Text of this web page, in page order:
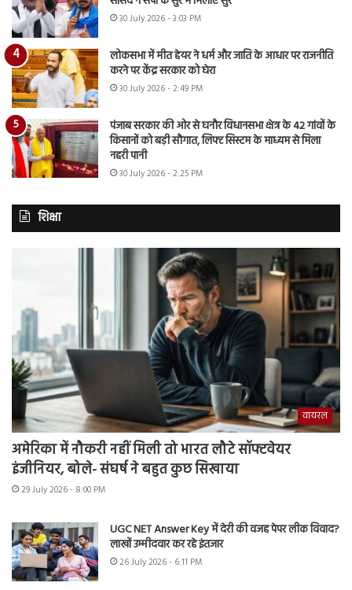
30 July 2026 - 3:03 PM
लोकसभा में मीत हेयर ने धर्म और जाति के आधार पर राजनीति
करने पर केंद्र सरकार को घेरा
30 July 2026 - 2:49 PM
पंजाब सरकार की ओर से घनौर विधानसभा क्षेत्र के 42 गांवों के
किसानों को बड़ी सौगात, लिफ्ट सिस्टम के माध्यम से मिला
नहरी पानी
30 July 2026 - 2:25 PM
शिक्षा
वायरल
अमेरिका में नौकरी नहीं मिली तो भारत लौटे सॉफ्टवेयर
इंजीनियर, बोले- संघर्ष ने बहुत कुछ सिखाया
29 July 2026 - 8:00 PM
UGC NET Answer Key में देरी की वजह पेपर लीक विवाद?
लाखों उम्मीदवार कर रहे इंतजार
26 July 2026 - 6:11 PM